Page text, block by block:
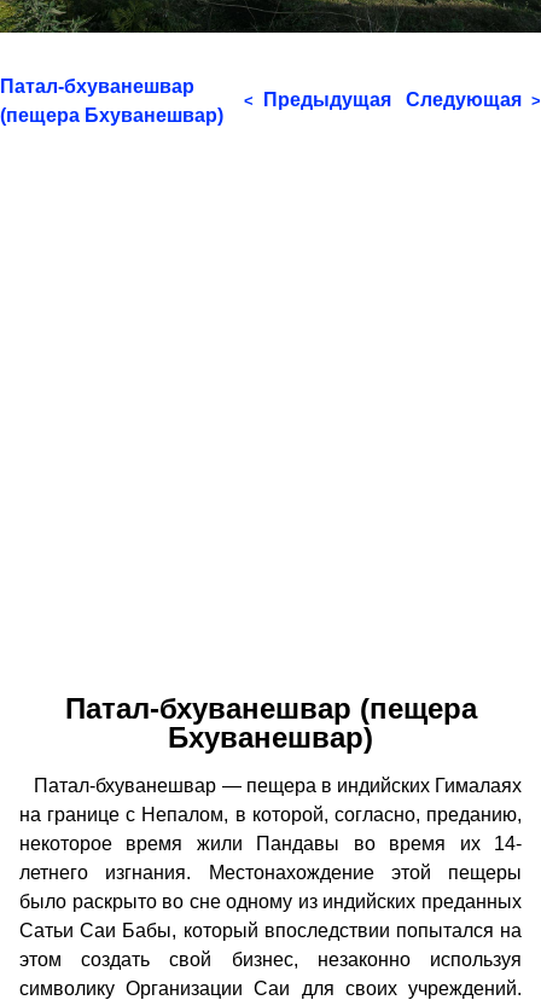
Патал-бхуванешвар
(пещера Бхуванешвар)
< Предыдущая Следующая >
Патал-бхуванешвар (пещера
Бхуванешвар)
Патал-бхуванешвар — пещера в индийских Гималаях
на границе с Непалом, в которой, согласно, преданию,
некоторое время жили Пандавы во время их 14-
летнего изгнания. Местонахождение этой пещеры
было раскрыто во сне одному из индийских преданных
Сатьи Саи Бабы, который впоследствии попытался на
этом создать свой бизнес, незаконно используя
символику Организации Саи для своих учреждений.